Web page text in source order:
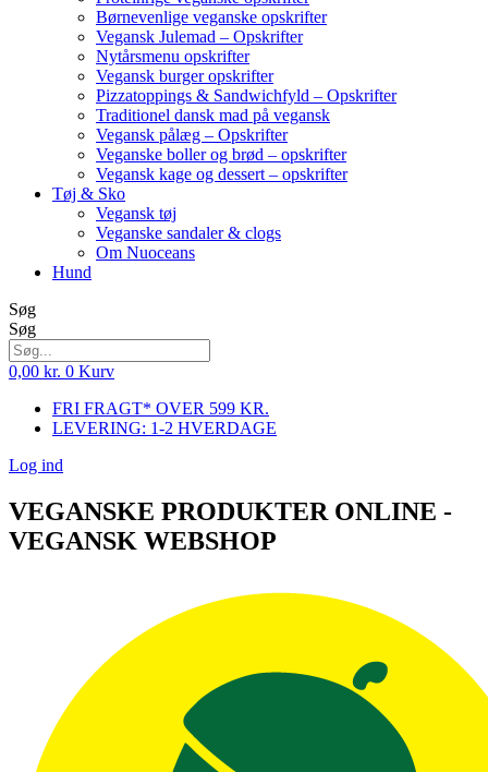
Børnevenlige veganske opskrifter
Vegansk Julemad – Opskrifter
Nytårsmenu opskrifter
Vegansk burger opskrifter
Pizzatoppings & Sandwichfyld – Opskrifter
Traditionel dansk mad på vegansk
Vegansk pålæg – Opskrifter
Veganske boller og brød – opskrifter
Vegansk kage og dessert – opskrifter
Tøj & Sko
Vegansk tøj
Veganske sandaler & clogs
Om Nuoceans
Hund
Søg
Søg
0,00 kr. 0 Kurv
FRI FRAGT* OVER 599 KR.
LEVERING: 1-2 HVERDAGE
Log ind
VEGANSKE PRODUKTER ONLINE -
VEGANSK WEBSHOP